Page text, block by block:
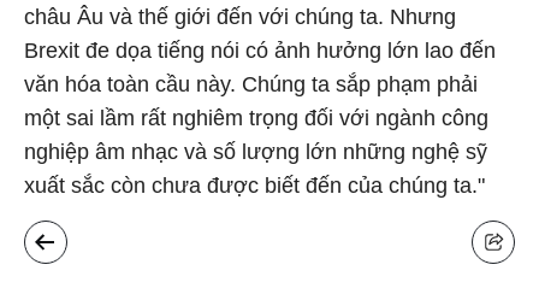
châu Âu và thế giới đến với chúng ta. Nhưng
Brexit đe dọa tiếng nói có ảnh hưởng lớn lao đến
văn hóa toàn cầu này. Chúng ta sắp phạm phải
một sai lầm rất nghiêm trọng đối với ngành công
nghiệp âm nhạc và số lượng lớn những nghệ sỹ
xuất sắc còn chưa được biết đến của chúng ta."